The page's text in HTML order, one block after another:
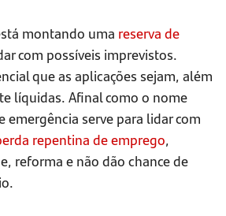
montando uma reserva de
com possíveis imprevistos.
que as aplicações sejam, além
líquidas. Afinal como o nome
emergência serve para lidar com
repentina de emprego,
reforma e não dão chance de